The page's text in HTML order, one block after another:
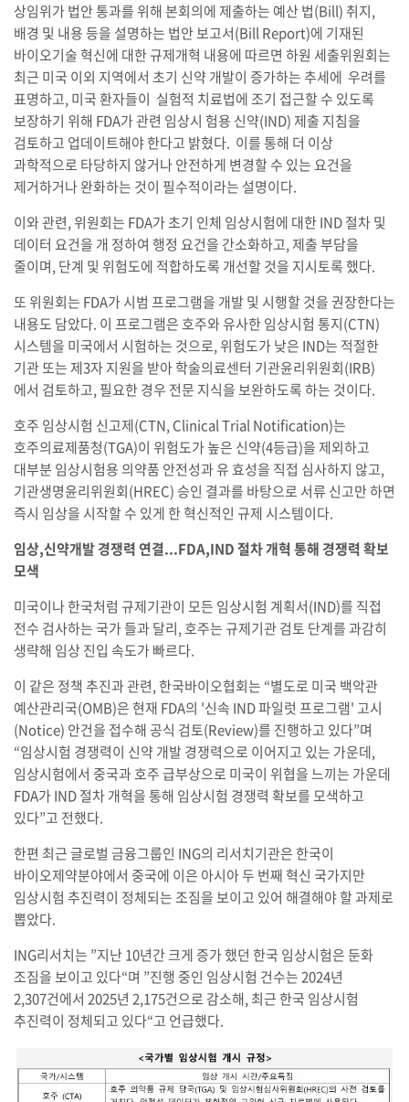
상임위가 법안 통과를 위해 본회의에 제출하는 예산 법(Bill) 취지,
배경 및 내용 등을 설명하는 법안 보고서(Bill Report)에 기재된
바이오기술 혁신에 대한 규제개혁 내용에 따르면 하원 세출위원회는
최근 미국 이외 지역에서 초기 신약 개발이 증가하는 추세에 우려를
표명하고, 미국 환자들이 실험적 치료법에 조기 접근할 수 있도록
보장하기 위해 FDA가 관련 임상시 험용 신약(IND) 제출 지침을
검토하고 업데이트해야 한다고 밝혔다. 이를 통해 더 이상
과학적으로 타당하지 않거나 안전하게 변경할 수 있는 요건을
제거하거나 완화하는 것이 필수적이라는 설명이다.
이와 관련, 위원회는 FDA가 초기 인체 임상시험에 대한 IND 절차 및
데이터 요건을 개 정하여 행정 요건을 간소화하고, 제출 부담을
줄이며, 단계 및 위험도에 적합하도록 개선할 것을 지시토록 했다.
또 위원회는 FDA가 시범 프로그램을 개발 및 시행할 것을 권장한다는
내용도 담았다. 이 프로그램은 호주와 유사한 임상시험 통지(CTN)
시스템을 미국에서 시험하는 것으로, 위험도가 낮은 IND는 적절한
기관 또는 제3자 지원을 받아 학술의료센터 기관윤리위원회(IRB)
에서 검토하고, 필요한 경우 전문 지식을 보완하도록 하는 것이다.
호주 임상시험 신고제(CTN, Clinical Trial Notification)는
호주의료제품청(TGA)이 위험도가 높은 신약(4등급)을 제외하고
대부분 임상시험용 의약품 안전성과 유 효성을 직접 심사하지 않고,
기관생명윤리위원회(HREC) 승인 결과를 바탕으로 서류 신고만 하면
즉시 임상을 시작할 수 있게 한 혁신적인 규제 시스템이다.
임상,신약개발 경쟁력 연결...FDA,IND 절차 개혁 통해 경쟁력 확보
모색
미국이나 한국처럼 규제기관이 모든 임상시험 계획서(IND)를 직접
전수 검사하는 국가 들과 달리, 호주는 규제기관 검토 단계를 과감히
생략해 임상 진입 속도가 빠르다.
이 같은 정책 추진과 관련, 한국바이오협회는 “별도로 미국 백악관
예산관리국(OMB)은 현재 FDA의 '신속 IND 파일럿 프로그램' 고시
(Notice) 안건을 접수해 공식 검토(Review)를 진행하고 있다”며
“임상시험 경쟁력이 신약 개발 경쟁력으로 이어지고 있는 가운데,
임상시험에서 중국과 호주 급부상으로 미국이 위협을 느끼는 가운데
FDA가 IND 절차 개혁을 통해 임상시험 경쟁력 확보를 모색하고
있다”고 전했다.
한편 최근 글로벌 금융그룹인 ING의 리서치기관은 한국이
바이오제약분야에서 중국에 이은 아시아 두 번째 혁신 국가지만
임상시험 추진력이 정체되는 조짐을 보이고 있어 해결해야 할 과제로
뽑았다.
ING리서치는 ”지난 10년간 크게 증가 했던 한국 임상시험은 둔화
조짐을 보이고 있다“며 ”진행 중인 임상시험 건수는 2024년
2,307건에서 2025년 2,175건으로 감소해, 최근 한국 임상시험
추진력이 정체되고 있다“고 언급했다.